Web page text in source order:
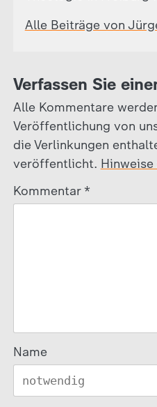
Alle Beiträge von
Verfassen Sie
Alle Kommentare
Veröffentlichung von
die Verlinkungen
veröffentlicht.
Kommentar *
Name